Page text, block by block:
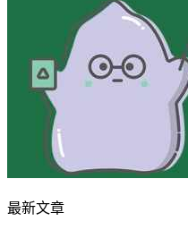
最新文章